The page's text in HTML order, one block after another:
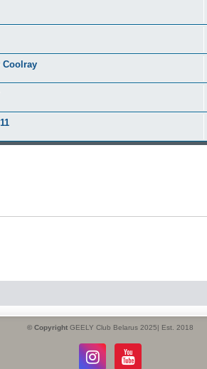
Coolray
© Copyright GEELY Club Belarus 2025| Est. 2018